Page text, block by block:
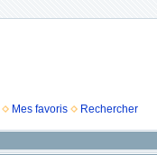
Mes favoris Rechercher